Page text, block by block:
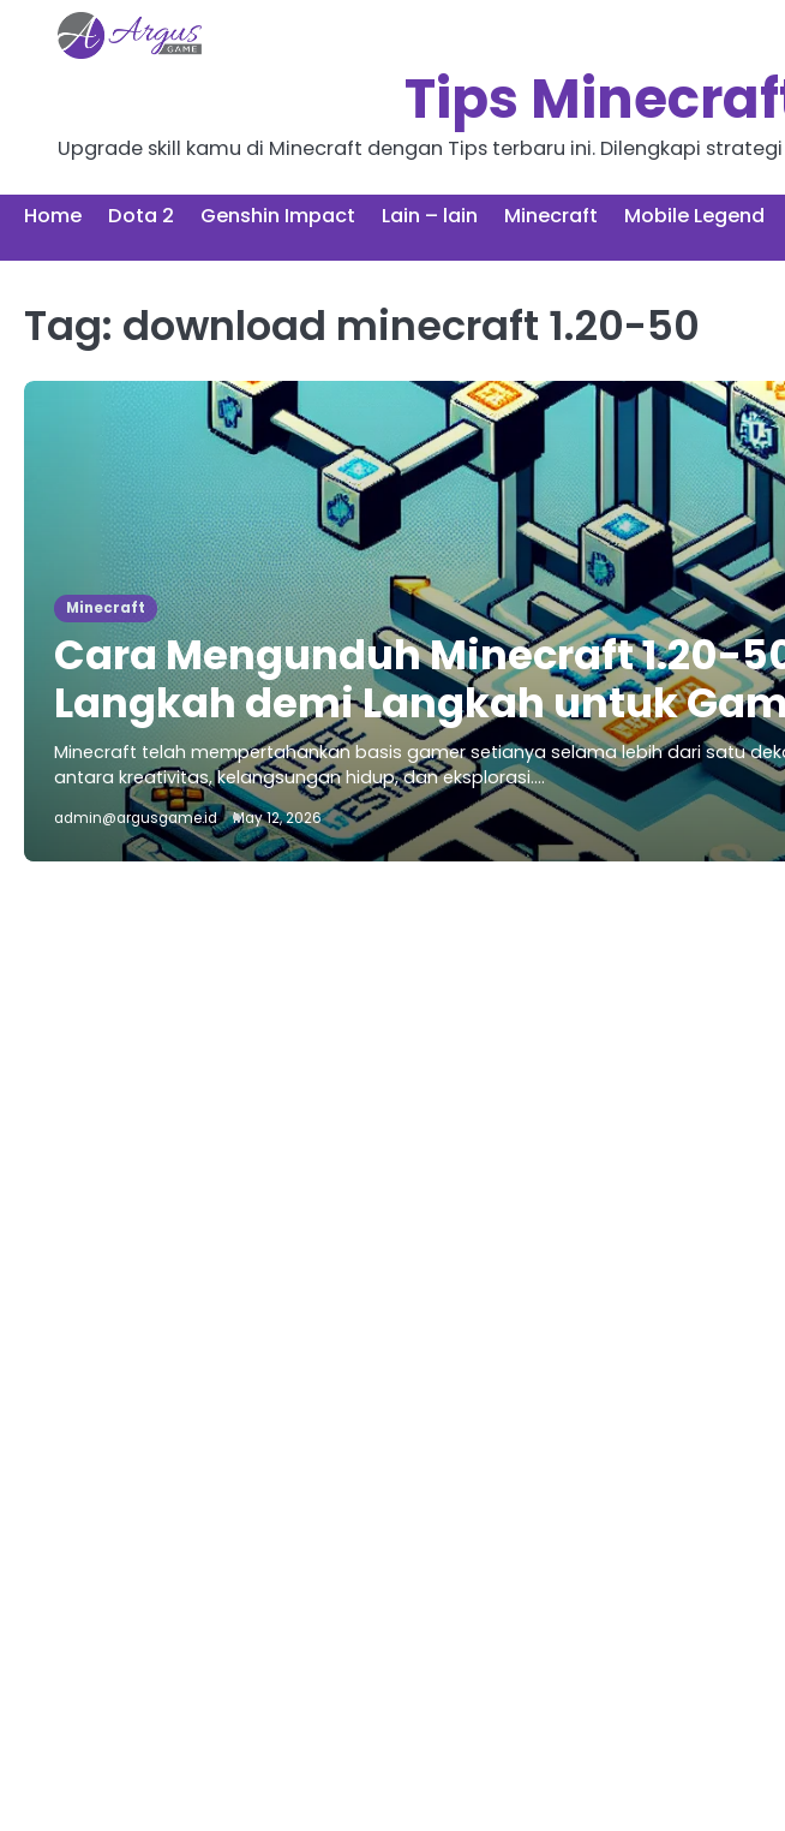
Tips
Upgrade skill kamu di Minecraft dengan Tips terbaru ini. Dilengkapi
Home Dota 2 Genshin Impact Lain – lain Minecraft Mobile Legend
Tag: download minecraft 1.20-50
Minecraft
Cara Mengunduh Minecraft 1.20-
Langkah demi Langkah untuk
Minecraft telah mempertahankan basis gamer setianya selama lebih dari satu
antara kreativitas, kelangsungan hidup, dan eksplorasi.…
admin@argusgame.id May 12, 2026